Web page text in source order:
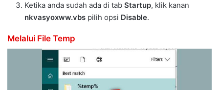
Ketika anda sudah ada di tab Startup, klik kanan
nkvasyoxww.vbs pilih opsi Disable.
Melalui File Temp